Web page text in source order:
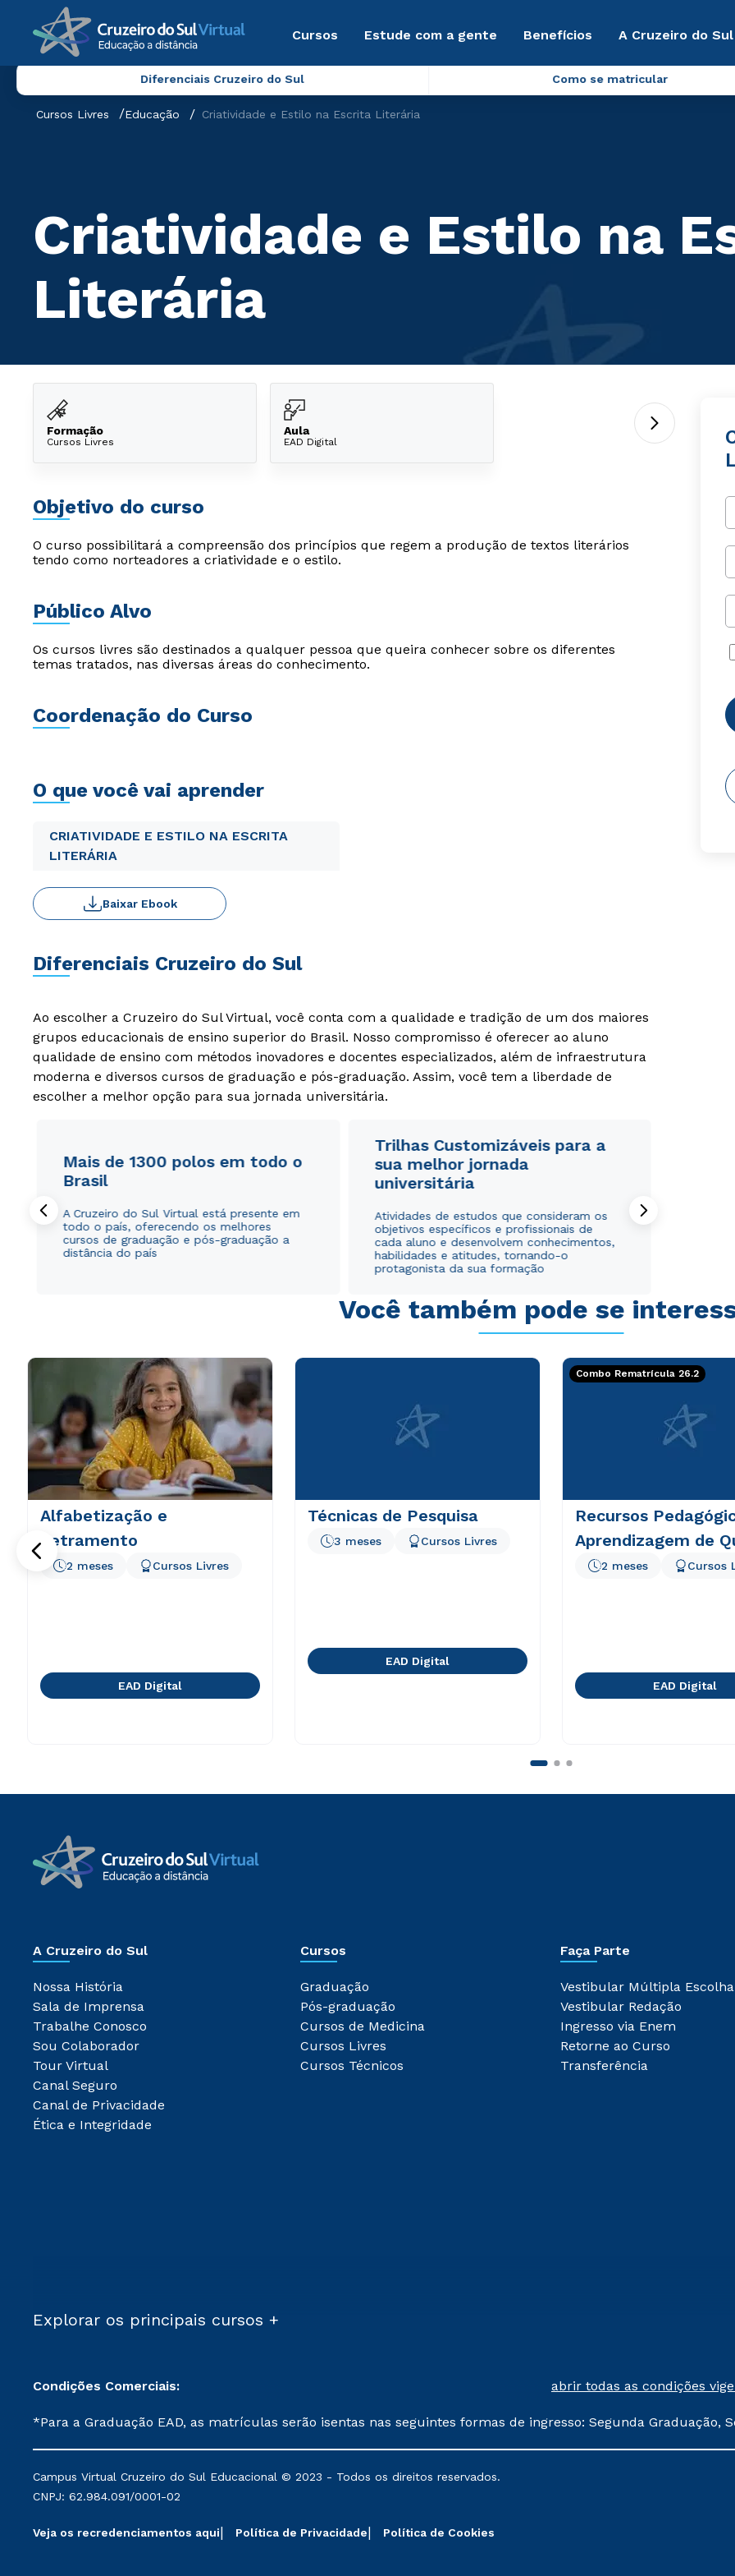
Cursos Estude com a gente Benefícios A Cruzeiro do
Diferenciais Cruzeiro do Sul Como se matricular
Cursos Livres Educação Criatividade e Estilo na Escrita Literária
Criatividade e Estilo na
Literária
Formação
Cursos Livres
Aula
EAD Digital
Objetivo do curso
O curso possibilitará a compreensão dos princípios que regem a produção de textos literários
tendo como norteadores a criatividade e o estilo.
Público Alvo
Os cursos livres são destinados a qualquer pessoa que queira conhecer sobre os diferentes
temas tratados, nas diversas áreas do conhecimento.
Coordenação do Curso
O que você vai aprender
CRIATIVIDADE E ESTILO NA ESCRITA
LITERÁRIA
Baixar Ebook
Diferenciais Cruzeiro do Sul
Ao escolher a Cruzeiro do Sul Virtual, você conta com a qualidade e tradição de um dos maiores
grupos educacionais de ensino superior do Brasil. Nosso compromisso é oferecer ao aluno
qualidade de ensino com métodos inovadores e docentes especializados, além de infraestrutura
moderna e diversos cursos de graduação e pós-graduação. Assim, você tem a liberdade de
escolher a melhor opção para sua jornada universitária.
Mais de 1300 polos em todo o
Brasil
A Cruzeiro do Sul Virtual está presente em
todo o país, oferecendo os melhores
cursos de graduação e pós-graduação a
distância do país
Trilhas Customizáveis para a
sua melhor jornada
universitária
Atividades de estudos que consideram os
objetivos específicos e profissionais de
cada aluno e desenvolvem conhecimentos,
habilidades e atitudes, tornando-o
protagonista da sua formação
Você também pode se
Alfabetização e
Letramento
2 meses Cursos Livres
EAD Digital
Técnicas de Pesquisa
3 meses Cursos Livres
EAD Digital
Combo Rematrícula 26.2
Recursos
Aprendizagem de
2 meses Cursos
EAD Digital
A Cruzeiro do Sul
Nossa História
Sala de Imprensa
Trabalhe Conosco
Sou Colaborador
Tour Virtual
Canal Seguro
Canal de Privacidade
Ética e Integridade
Cursos
Graduação
Pós-graduação
Cursos de Medicina
Cursos Livres
Cursos Técnicos
Faça Parte
Vestibular Múltipla Escolha
Vestibular Redação
Ingresso via Enem
Retorne ao Curso
Transferência
Explorar os principais cursos +
Condições Comerciais: abrir todas as condições
*Para a Graduação EAD, as matrículas serão isentas nas seguintes formas de ingresso: Segunda Graduação,
mantidos conforme negociação. Descontos institucionais poderão sofrer alterações nos períodos de
serviços.
Campus Virtual Cruzeiro do Sul Educacional © 2023 - Todos os direitos reservados.
CNPJ: 62.984.091/0001-02
Veja os recredenciamentos aqui Política de Privacidade Política de Cookies
WhatsApp
ou
Política de Privacidade.e
autorizo que meus dados sejam utilizados para o
WhatsApp
ou
Política de Privacidade.e
autorizo que meus dados sejam utilizados para o